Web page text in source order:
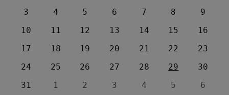
3
4 5 6 7 8
9
10
11 12 13 14 15
16
17
18 19 20 21 22
23
24
25 26 27 28 29
30
31
1 2 3 4 5 6